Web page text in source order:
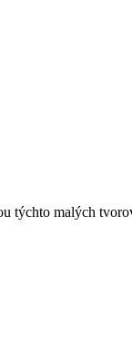
týchto malých